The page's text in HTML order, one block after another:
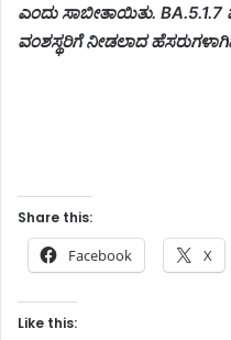
ಎಂದು ಸಾಬೀತಾಯಿತು. BA.5.1.7
ವಂಶಸ್ಥರಿಗೆ ನೀಡಲಾದ
Share this:
Facebook X
Like this: